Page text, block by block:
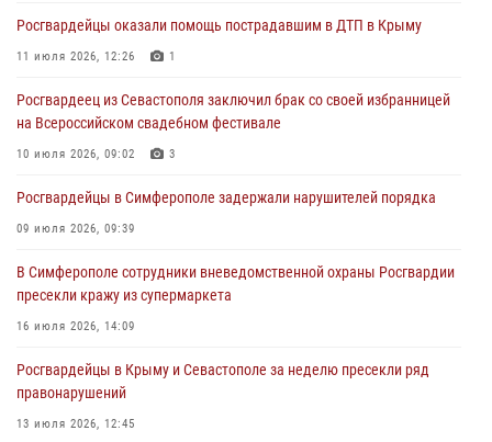
В Симферополе росгвардейцы задержали гражданина,
подозреваемого в совершении серии краж
Росгвардейцы оперативно задержали нарушителя на охраняемом
объекте в Севастополе
Росгвардейцы оказали помощь пострадавшим в ДТП в Крыму
11 июля 2026, 12:26 1
Росгвардеец из Севастополя заключил брак со своей избранницей
на Всероссийском свадебном фестивале
10 июля 2026, 09:02 3
Росгвардейцы в Симферополе задержали нарушителей порядка
09 июля 2026, 09:39
В Симферополе сотрудники вневедомственной охраны Росгвардии
пресекли кражу из супермаркета
16 июля 2026, 14:09
Росгвардейцы в Крыму и Севастополе за неделю пресекли ряд
правонарушений
13 июля 2026, 12:45